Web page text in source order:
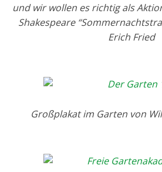
und wir wollen es richtig als
Shakespeare
Erich Fried
Großplakat im Garten von